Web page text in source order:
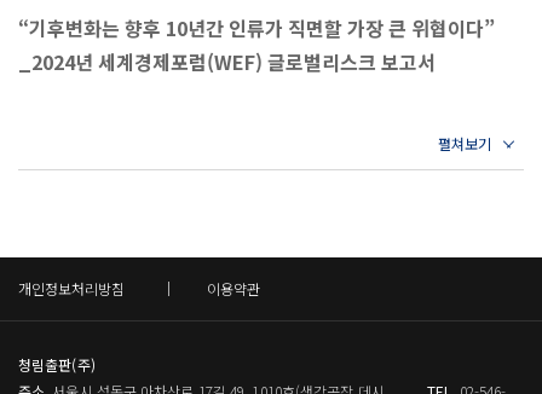
9장 제2의 팬데믹이 찾아온다
조류독감은 인간의 문제다│새로운 팬데믹이 일어날 가능성
아 있는 미세플라스틱│우리의 작은 활동이 미세플라스틱을
내뿜는다│미세플라스틱의 치명적 독성과 영향
얼음과 눈이 녹아내리면 일어나는 현상│걷잡을 수 없이 지
---「1장 인류 운명의 묵시록」중에서
기는커녕 기후 파국으로 가는 길을 앞당기고 있다. 2023년 3
1.5도 올라갈 것이라는 내용이 담겨 있다. 2015년 파리 기후
평가 종합보고서〉의 내용처럼 2040년에 이미 1.5도를 넘어
“기후변화는 향후 10년간 인류가 직면할 가장 큰 위협이다”
_2024년 세계경제포럼(WEF) 글로벌리스크 보고서
장기간 기록
· 4월 중국 · 인도 · 동남아시아 연일 40도의 찜통더위와 함께 십
수 명 열사병으로 사망
· 4~10월 캐나다 사상 최대 규모의 산불로 1,560만 헥타르의 땅
개인정보처리방침 이용약관
청림출판(주)